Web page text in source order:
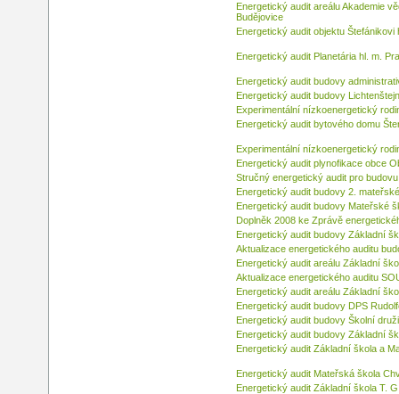
Energetický audit areálu Akademie
Budějovice
Energetický audit objektu Štefánikovi
Energetický audit Planetária hl. m.
Energetický audit budovy
Energetický audit budovy
Experimentální nízkoenergetický
Energetický audit bytového domu
Experimentální nízkoenergetický
Energetický audit plynofikace obce
Stručný energetický audit pro
Energetický audit budovy 2.
Energetický audit budovy Mateřské
Doplněk 2008 ke Zprávě
Energetický audit budovy Základní
Aktualizace energetického auditu
Energetický audit areálu Základní
Aktualizace energetického auditu
Energetický audit areálu Základní
Energetický audit budovy DPS
Energetický audit budovy Školní
Energetický audit budovy Základní
Energetický audit Základní škola a
Energetický audit Mateřská škola
Energetický audit Základní škola T.